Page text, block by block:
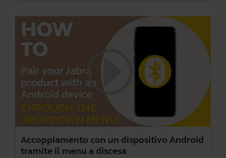
Accoppiamento con un dispositivo Android
tramite il menu a discesa